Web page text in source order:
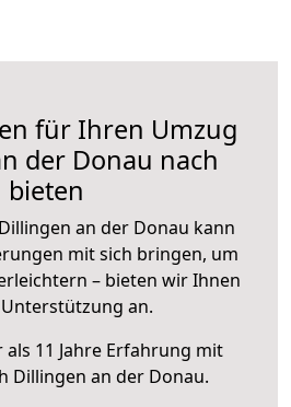
für Ihren Umzug
der Donau nach
bieten
an der Donau kann
mit sich bringen, um
– bieten wir Ihnen
an.
11 Jahre Erfahrung mit
Dillingen an der Donau.